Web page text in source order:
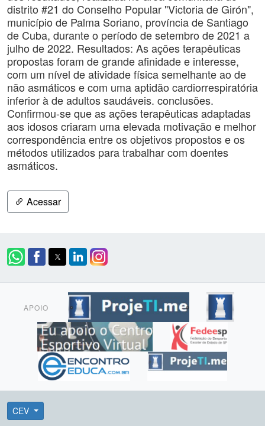
distrito #21 do Conselho Popular "Victoria de Girón",
município de Palma Soriano, província de Santiago
de Cuba, durante o período de setembro de 2021 a
julho de 2022. Resultados: As ações terapêuticas
propostas foram de grande afinidade e interesse,
com um nível de atividade física semelhante ao de
não asmáticos e com uma aptidão cardiorrespiratória
inferior à de adultos saudáveis. conclusões.
Confirmou-se que as ações terapêuticas adaptadas
aos idosos criaram uma elevada motivação e melhor
correspondência entre os objetivos propostos e os
métodos utilizados para trabalhar com doentes
asmáticos.
Acessar
APOIO
CEV